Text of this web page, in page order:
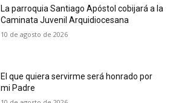
La parroquia Santiago Apóstol cobijará a la
Caminata Juvenil Arquidiocesana
10 de agosto de 2026
El que quiera servirme será honrado por
mi Padre